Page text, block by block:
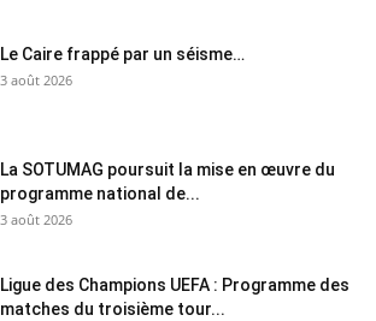
Le Caire frappé par un séisme…
3 août 2026
La SOTUMAG poursuit la mise en œuvre du
programme national de...
3 août 2026
Ligue des Champions UEFA : Programme des
matches du troisième tour...